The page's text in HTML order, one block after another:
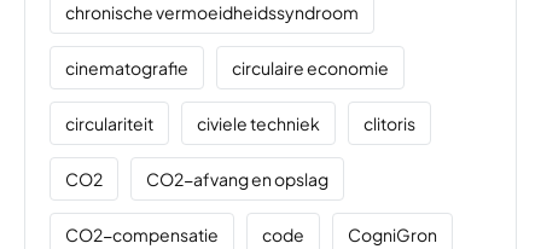
chronische vermoeidheidssyndroom
cinematografie circulaire economie
circulariteit civiele techniek clitoris
CO2 CO2-afvang en opslag
CO2-compensatie code CogniGron